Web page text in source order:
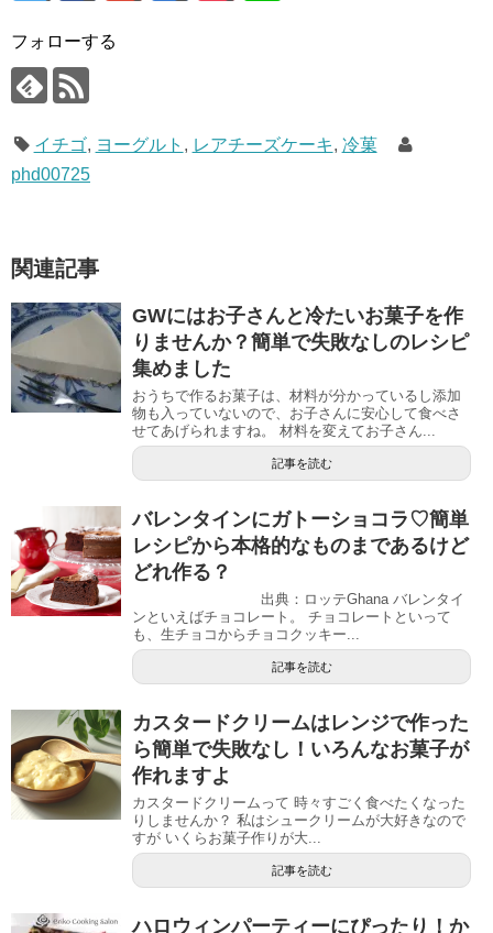
フォローする
イチゴ, ヨーグルト , レアチーズケーキ, 冷菓
phd00725
関連記事
GWにはお子さんと冷たいお菓子を作
りませんか？簡単で失敗なしのレシピ
集めました
おうちで作るお菓子は、材料が分かっているし添加
物も入っていないので、お子さんに安心して食べさ
せてあげられますね。 材料を変えてお子さん...
記事を読む
バレンタインにガトーショコラ♡簡単
レシピから本格的なものまであるけど
どれ作る？
出典：ロッテGhana バレンタイ
ンといえばチョコレート。 チョコレートといって
も、生チョコからチョコクッキー...
記事を読む
カスタードクリームはレンジで作った
ら簡単で失敗なし！いろんなお菓子が
作れますよ
カスタードクリームって 時々すごく食べたくなった
りしませんか？ 私はシュークリームが大好きなので
すが いくらお菓子作りが大...
記事を読む
ハロウィンパーティーにぴったり！か